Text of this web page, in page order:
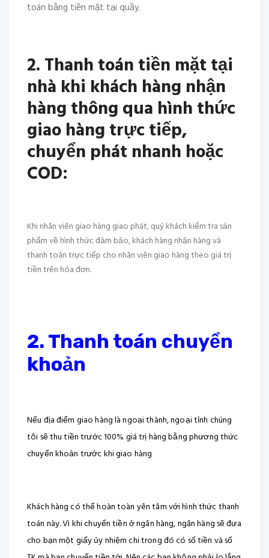
toán bằng tiền mặt tại quầy.
2. Thanh toán tiền mặt tại
nhà khi khách hàng nhận
hàng thông qua hình thức
giao hàng trực tiếp,
chuyển phát nhanh hoặc
COD:
Khi nhân viên giao hàng giao phát, quý khách kiểm tra sản
phẩm về hình thức đảm bảo, khách hàng nhận hàng và
thanh toán trực tiếp cho nhân viên giao hàng theo giá trị
tiền trên hóa đơn.
2. Thanh toán chuyển
khoản
Nếu địa điểm giao hàng là ngoại thành, ngoại tỉnh chúng
tôi sẽ thu tiền trước 100% giá trị hàng bằng phương thức
chuyển khoản trước khi giao hàng
Khách hàng có thể hoàn toàn yên tâm với hình thức thanh
toán này. Vì khi chuyển tiền ở ngân hàng, ngân hàng sẽ đưa
cho bạn một giấy ủy nhiệm chi trong đó có số tiền và số